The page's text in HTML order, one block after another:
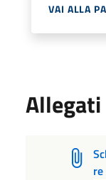
VAI ALLA
Allegati
re